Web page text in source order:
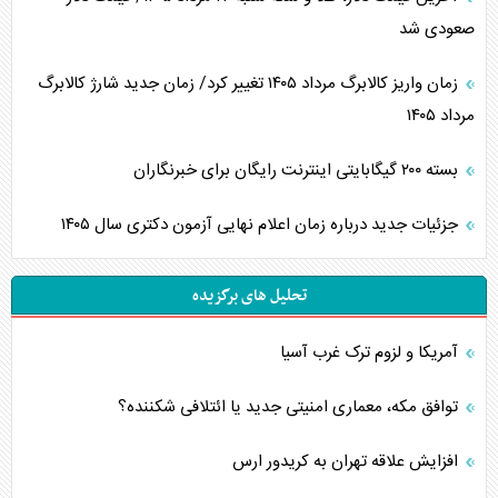
صعودی شد
زمان واریز کالابرگ مرداد ۱۴۰۵ تغییر کرد/ زمان جدید شارژ کالابرگ
مرداد ۱۴۰۵
بسته ۲۰۰ گیگابایتی اینترنت رایگان برای خبرنگاران
جزئیات جدید درباره زمان اعلام نهایی آزمون دکتری سال ۱۴۰۵
تحلیل های برگزیده
آمریکا و لزوم ترک غرب آسیا
توافق مکه، معماری امنیتی جدید یا ائتلافی شکننده؟
افزایش علاقه تهران به کریدور ارس